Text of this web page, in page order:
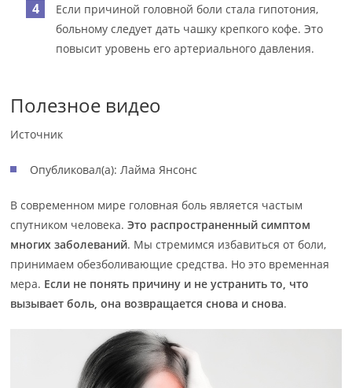
Если причиной головной боли стала гипотония,
больному следует дать чашку крепкого кофе. Это
повысит уровень его артериального давления.
Полезное видео
Источник
Опубликовал(а): Лайма Янсонс
В современном мире головная боль является частым
спутником человека.Это распространенный симптом
многих заболеваний. Мы стремимся избавиться от боли,
принимаем обезболивающие средства. Но это временная
мера. Если не понять причину и не устранить то, что
вызывает боль, она возвращается снова и снова.